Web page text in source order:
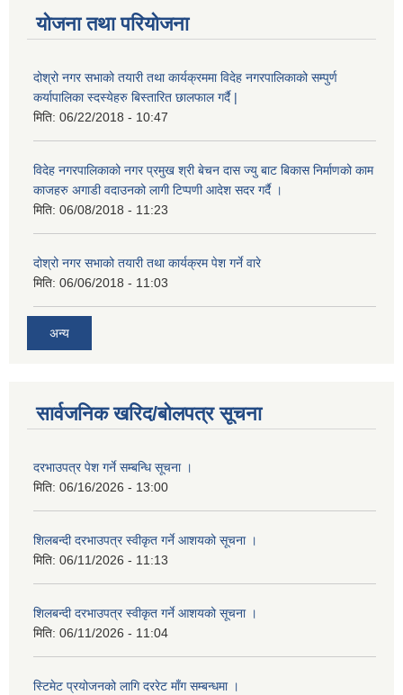
योजना तथा परियोजना
दोश्रो नगर सभाको तयारी तथा कार्यक्रममा विदेह नगरपालिकाको सम्पुर्ण
कर्यापालिका स्दस्येहरु बिस्तारित छालफाल गर्दै |
मिति: 06/22/2018 - 10:47
विदेह नगरपालिकाको नगर प्रमुख श्री बेचन दास ज्यु बाट बिकास निर्माणको काम
काजहरु अगाडी वदाउनको लागी टिप्पणी आदेश सदर गर्दै ।
मिति: 06/08/2018 - 11:23
दोश्रो नगर सभाको तयारी तथा कार्यक्रम पेश गर्ने वारे
मिति: 06/06/2018 - 11:03
अन्य
सार्वजनिक खरिद/बोलपत्र सूचना
दरभाउपत्र पेश गर्ने सम्बन्धि सूचना ।
मिति: 06/16/2026 - 13:00
शिलबन्दी दरभाउपत्र स्वीकृत गर्ने आशयको सूचना ।
मिति: 06/11/2026 - 11:13
शिलबन्दी दरभाउपत्र स्वीकृत गर्ने आशयको सूचना ।
मिति: 06/11/2026 - 11:04
स्टिमेट प्रयोजनको लागि दररेट माँग सम्बन्धमा ।